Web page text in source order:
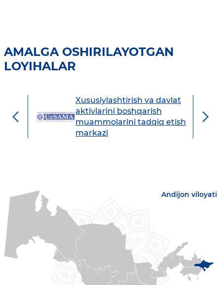
AMALGA OSHIRILAYOTGAN
LOYIHALAR
Xususiylashtirish va davlat
aktivlarini boshqarish
muammolarini tadqiq etish
markazi
Andijon viloyati